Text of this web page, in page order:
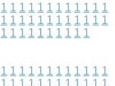
1 1 1 1 1 1 1 1 1 1 1 1
1 1 1 1 1 1 1 1 1 1 1 1
1 1 1 1 1 1 1 1 1 1
1 1 1 1 1 1 1 1 1 1 1 1
1 1 1 1 1 1 1 1 1 1 1 1